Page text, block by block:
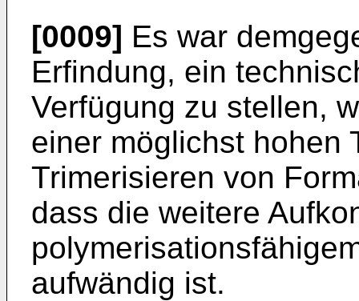
[0009] Es war
Erfindung, ein
Verfügung zu stellen,
einer möglichst hohen
Trimerisieren von
dass die weitere
aufwändig ist.